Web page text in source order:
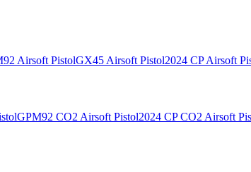
Airsoft PistolGX45 Airsoft Pistol2024 CP Airsoft
GPM92 CO2 Airsoft Pistol2024 CP CO2 Airsoft